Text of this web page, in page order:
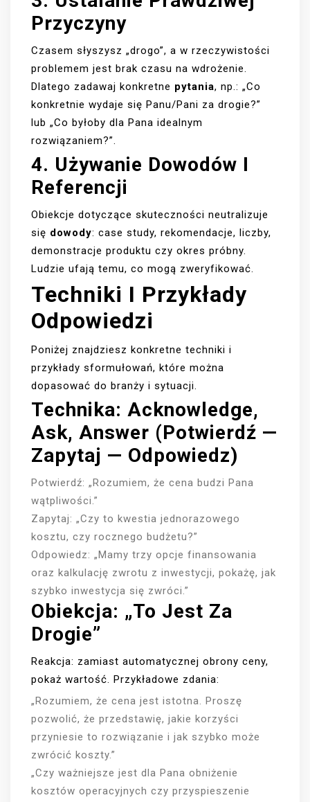
Przyczyny
Czasem słyszysz „drogo”, a w rzeczywistości
problemem jest brak czasu na wdrożenie.
Dlatego zadawaj konkretne pytania, np.: „Co
konkretnie wydaje się Panu/Pani za drogie?”
lub „Co byłoby dla Pana idealnym
rozwiązaniem?”.
4. Używanie Dowodów I
Referencji
Obiekcje dotyczące skuteczności neutralizuje
się dowody: case study, rekomendacje, liczby,
demonstracje produktu czy okres próbny.
Ludzie ufają temu, co mogą zweryfikować.
Techniki I Przykłady
Odpowiedzi
Poniżej znajdziesz konkretne techniki i
przykłady sformułowań, które można
dopasować do branży i sytuacji.
Technika: Acknowledge,
Ask, Answer (Potwierdź —
Zapytaj — Odpowiedz)
Potwierdź: „Rozumiem, że cena budzi Pana
wątpliwości.”
Zapytaj: „Czy to kwestia jednorazowego
kosztu, czy rocznego budżetu?”
Odpowiedz: „Mamy trzy opcje finansowania
oraz kalkulację zwrotu z inwestycji, pokażę, jak
szybko inwestycja się zwróci.”
Obiekcja: „To Jest Za
Drogie”
Reakcja: zamiast automatycznej obrony ceny,
pokaż wartość. Przykładowe zdania:
„Rozumiem, że cena jest istotna. Proszę
pozwolić, że przedstawię, jakie korzyści
przyniesie to rozwiązanie i jak szybko może
zwrócić koszty.”
„Czy ważniejsze jest dla Pana obniżenie
kosztów operacyjnych czy przyspieszenie